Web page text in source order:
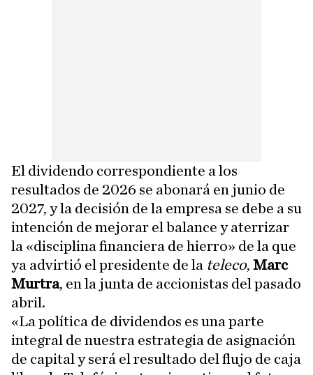
El dividendo correspondiente a los
resultados de 2026 se abonará en junio de
2027, y la decisión de la empresa se debe a su
intención de mejorar el balance y aterrizar
la «disciplina financiera de hierro» de la que
ya advirtió el presidente de la teleco, Marc
Murtra, en la junta de accionistas del pasado
abril.
«La política de dividendos es una parte
integral de nuestra estrategia de asignación
de capital y será el resultado del flujo de caja